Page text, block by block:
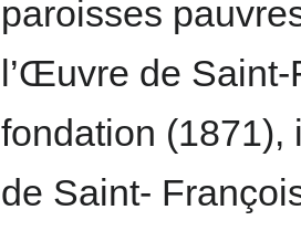
paroisses
l’Œuvre de
fondation (1871),
de Saint-